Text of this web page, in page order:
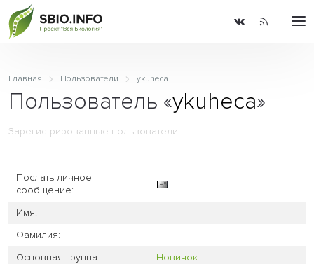
Главная Пользователи ykuheca
Пользователь «ykuheca»
Зарегистрированные пользователи
Послать личное
сообщение:
Имя:
Фамилия:
Основная группа:
Новичок